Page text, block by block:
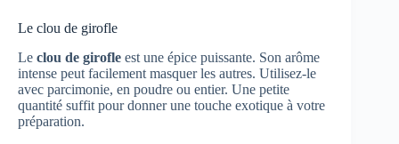
Le clou de girofle
Le clou de girofle est une épice puissante. Son arôme
intense peut facilement masquer les autres. Utilisez-le
avec parcimonie, en poudre ou entier. Une petite
quantité suffit pour donner une touche exotique à votre
préparation.